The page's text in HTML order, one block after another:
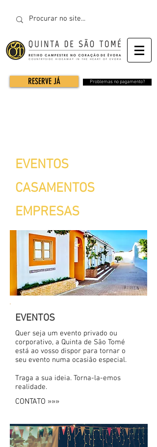
RESERVE JÁ Problemas no pagamento?
EVENTOS
CASAMENTOS
EMPRESAS
EVENTOS
Quer seja um evento privado ou
corporativo, a Quinta de São Tomé
está ao vosso dispor para tornar o
seu evento numa ocasião especial.
Traga a sua ideia. Torna-la-emos
realidade.
CONTATO »»»